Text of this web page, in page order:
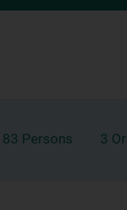
83 Persons 3